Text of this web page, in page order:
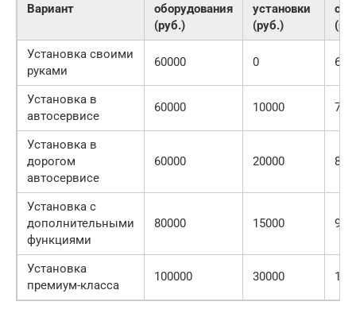
Вариант
оборудования
(руб.)
установки
(руб.)
Установка своими
руками
60000 0
Установка в
автосервисе
60000 10000
Установка в
дорогом
автосервисе
60000 20000
Установка с
дополнительными
функциями
80000 15000
Установка
премиум-класса
100000 30000